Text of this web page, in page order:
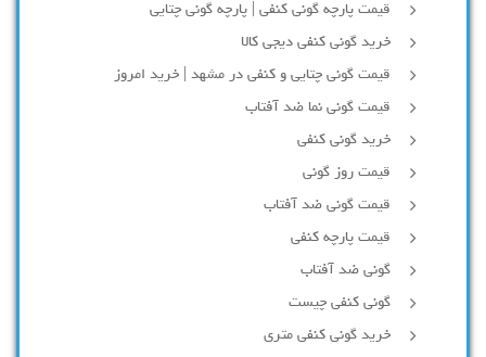
قیمت پارچه گونی کنفی | پارچه گونی چتایی
خرید گونی کنفی دیجی کالا
قیمت گونی چتایی و کنفی در مشهد | خرید امروز
قیمت گونی نما ضد آفتاب
خرید گونی کنفی
قیمت روز گونی
قیمت گونی ضد آفتاب
قیمت پارچه کنفی
گونی ضد آفتاب
گونی کنفی چیست
خرید گونی کنفی متری